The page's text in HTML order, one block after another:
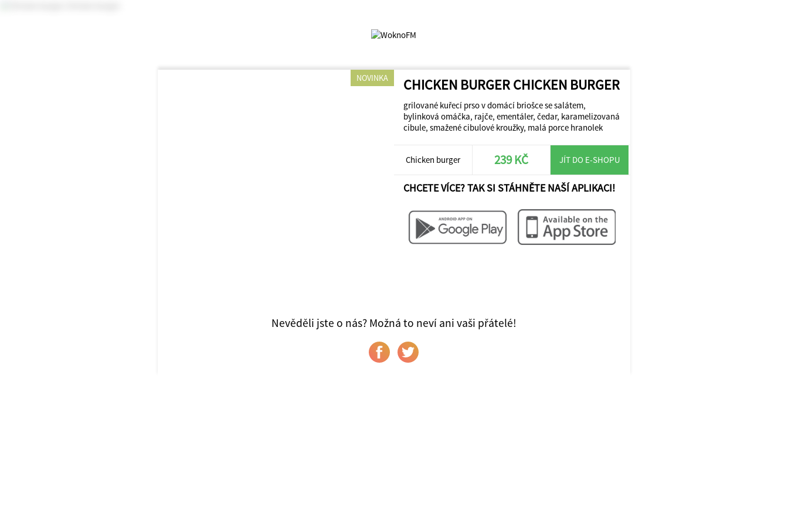
NOVINKA CHICKEN BURGER CHICKEN BURGER
grilované kuřecí prso v domácí briošce se salátem,
bylinková omáčka, rajče, ementáler, čedar, karamelizovaná
cibule, smažené cibulové kroužky, malá porce hranolek
Chicken burger 239 KČ JÍT DO E-SHOPU
CHCETE VÍCE? TAK SI STÁHNĚTE NAŠÍ APLIKACI!
Nevěděli jste o nás? Možná to neví ani vaši přátelé!